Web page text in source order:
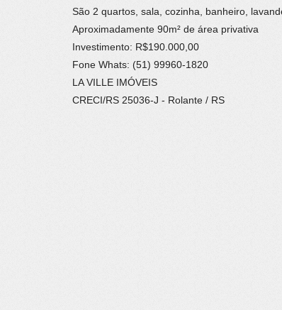
São 2 quartos, sala, cozinha, banheiro,
Aproximadamente 90m² de área privativa
Investimento: R$190.000,00
Fone Whats: (51) 99960-1820
LA VILLE IMÓVEIS
CRECI/RS 25036-J - Rolante / RS